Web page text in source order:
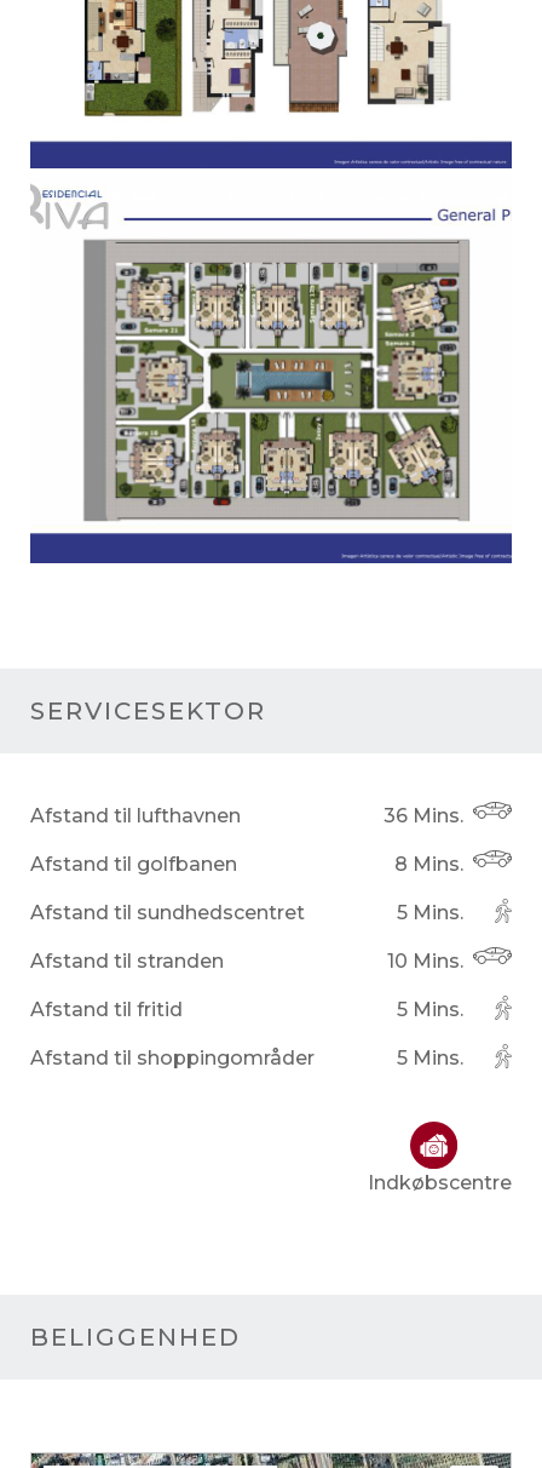
SERVICESEKTOR
Afstand til lufthavnen 36 Mins.
Afstand til golfbanen 8 Mins.
Afstand til sundhedscentret 5 Mins.
Afstand til stranden 10 Mins.
Afstand til fritid 5 Mins.
Afstand til shoppingområder 5 Mins.
Indkøbscentre
BELIGGENHED